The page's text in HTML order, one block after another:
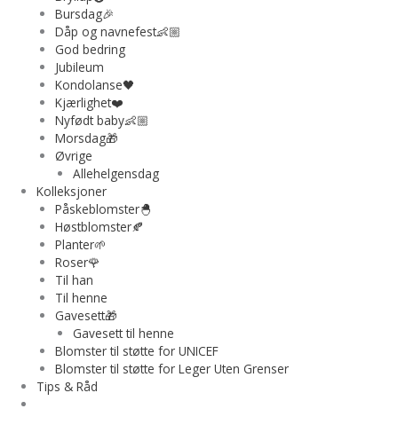
Bursdag🎉
Dåp og navnefest👶🏼
God bedring
Jubileum
Kondolanse🖤
Kjærlighet❤️
Nyfødt baby👶🏼
Morsdag🎁
Øvrige
Allehelgensdag
Kolleksjoner
Påskeblomster🐣
Høstblomster🍂
Planter🌱
Roser🌹
Til han
Til henne
Gavesett🎁
Gavesett til henne
Blomster til støtte for UNICEF
Blomster til støtte for Leger Uten Grenser
Tips & Råd